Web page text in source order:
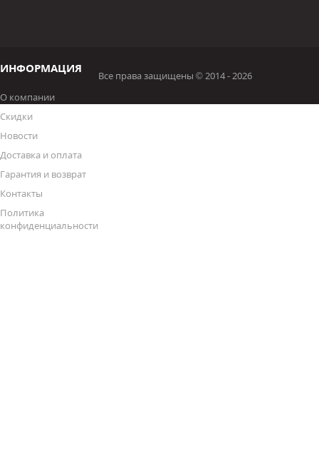
ИНФОРМАЦИЯ
О компании
Скидки
Новости
Доставка и оплата
Гарантия и возврат
Контакты
Политика
конфиденциальности
Все права защищены © 2014 - 2026